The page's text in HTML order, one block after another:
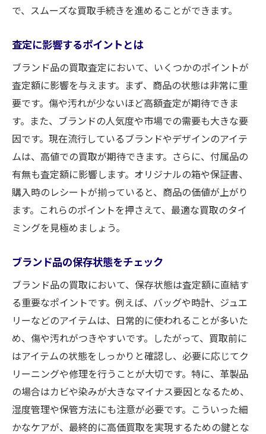
で、スムーズな買取手続きを進めることができます。
査定に影響するポイントとは
ブランド品の買取査定において、いくつかのポイントが
査定額に影響を与えます。まず、商品の状態は非常に重
要です。傷や汚れが少ないほど高額査定が期待できま
す。また、ブランドの人気度や市場での需要も大きな要
因です。現在流行しているブランドやデザインのアイテ
ムは、高値での買取が期待できます。さらに、付属品の
有無も査定額に影響します。オリジナルの箱や保証書、
購入時のレシートが揃っていると、商品の価値が上がり
ます。これらのポイントを押さえて、最適な買取のタイ
ミングを見極めましょう。
ブランド品の保存状態をチェック
ブランド品の買取において、保存状態は査定額に直結す
る重要なポイントです。例えば、バッグや時計、ジュエ
リーなどのアイテムは、日常的に使われることが多いた
め、傷や汚れがつきやすいです。したがって、買取前に
はアイテムの状態をしっかりと確認し、必要に応じてク
リーニングや修理を行うことが大切です。特に、革製品
の場合はカビや染みが大きなマイナス要因となるため、
湿度管理や保管方法にも注意が必要です。こういった細
かなケアが、最終的に高価買取を実現するための鍵とな